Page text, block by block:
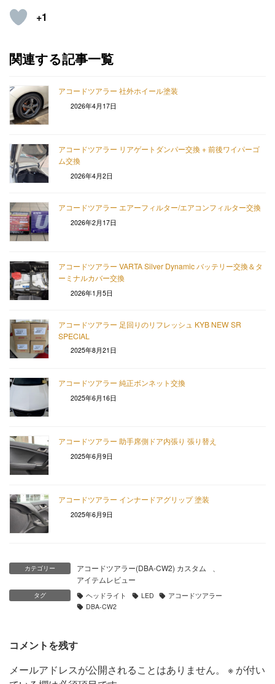
+1
関連する記事一覧
アコードツアラー 社外ホイール塗装
2026年4月17日
アコードツアラー リアゲートダンパー交換 + 前後ワイパーゴ
ム交換
2026年4月2日
アコードツアラー エアーフィルター/エアコンフィルター交換
2026年2月17日
アコードツアラー VARTA Silver Dynamic バッテリー交換＆タ
ーミナルカバー交換
2026年1月5日
アコードツアラー 足回りのリフレッシュ KYB NEW SR
SPECIAL
2025年8月21日
アコードツアラー 純正ボンネット交換
2025年6月16日
アコードツアラー 助手席側ドア内張り 張り替え
2025年6月9日
アコードツアラー インナードアグリップ 塗装
2025年6月9日
カテゴリー アコードツアラー(DBA-CW2) カスタム
、
アイテムレビュー
タグ ヘッドライト LED
アコードツアラー
DBA-CW2
コメントを残す
メールアドレスが公開されることはありません。
※ が付い